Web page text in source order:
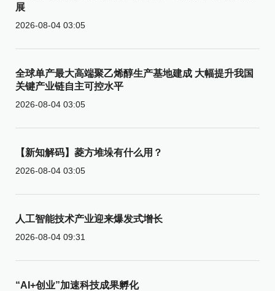
展
2026-08-04 03:05
全球单产最大高端聚乙烯醇生产基地建成 大幅提升我国
关键产业链自主可控水平
2026-08-04 03:05
【新知解码】菱方堆垛有什么用？
2026-08-04 03:05
人工智能技术产业迎来爆发式增长
2026-08-04 09:31
“AI+创业”加速科技成果孵化